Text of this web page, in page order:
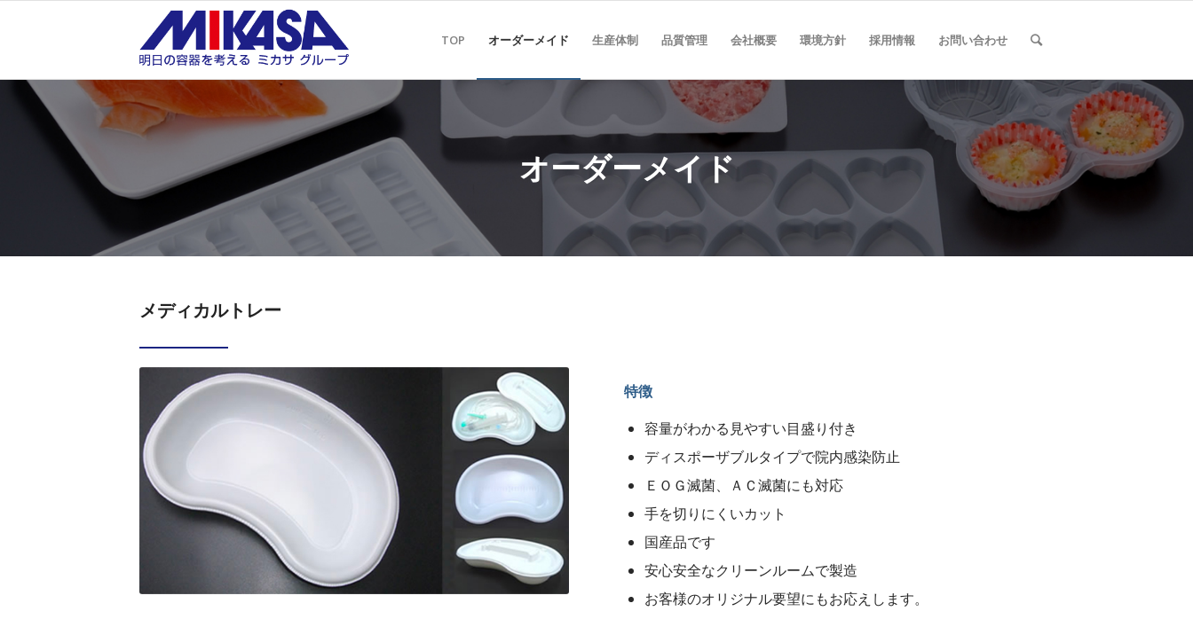
TOP オーダーメイド 生産体制 品質管理 会社概要 環境方針 採用情報 お問い合わせ
オーダーメイド
メディカルトレー
特徴
容量がわかる見やすい目盛り付き
ディスポーザブルタイプで院内感染防止
ＥＯＧ滅菌、ＡＣ滅菌にも対応
手を切りにくいカット
国産品です
安心安全なクリーンルームで製造
お客様のオリジナル要望にもお応えします。